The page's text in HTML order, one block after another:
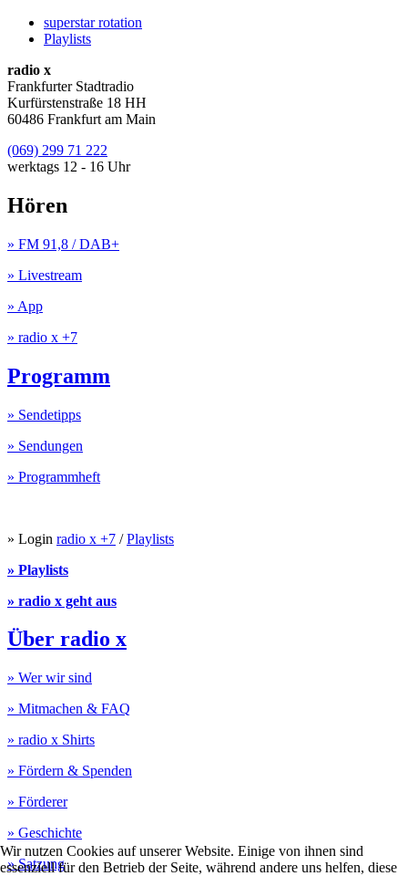
superstar rotation
Playlists
radio x
Frankfurter Stadtradio
Kurfürstenstraße 18 HH
60486 Frankfurt am Main
(069) 299 71 222
werktags 12 - 16 Uhr
Hören
» FM 91,8 / DAB+
» Livestream
» App
» radio x +7
Programm
» Sendetipps
» Sendungen
» Programmheft
» Login radio x +7 /Playlists
» Playlists
» radio x geht aus
Über radio x
» Wer wir sind
» Mitmachen & FAQ
» radio x Shirts
» Fördern & Spenden
» Förderer
» Geschichte
» Satzung
Wir nutzen Cookies auf unserer Website. Einige von ihnen sind
essenziell für den Betrieb der Seite, während andere uns helfen, diese